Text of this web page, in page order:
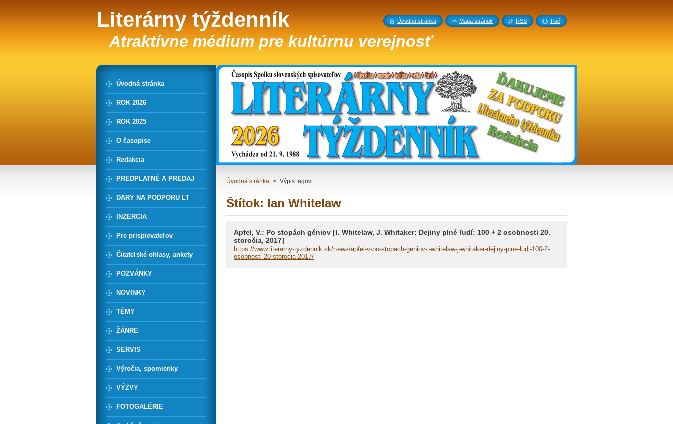
Literárny týždenník
Atraktívne médium pre kultúrnu verejnosť
Úvodná stránka > Výpis tagov
Štítok: Ian Whitelaw
Apfel, V.: Po stopách géniov [I. Whitelaw, J. Whitaker: Dejiny plné ľudí: 100 + 2 osobnosti 20.
storočia, 2017]
https://www.literarny-tyzdennik.sk/news/apfel-v-po-stopach-geniov-i-whitelaw-j-whitaker-dejiny-plne-ludi-100-2-
osobnosti-20-storocia-2017/
Úvodná stránka
ROK 2026
ROK 2025
O časopise
Redakcia
PREDPLATNÉ A PREDAJ
DARY NA PODPORU LT
INZERCIA
Pre prispievateľov
Čitateľské ohlasy, ankety
POZVÁNKY
NOVINKY
TÉMY
ŽÁNRE
SERVIS
Výročia, spomienky
VÝZVY
FOTOGALÉRIE
Úvodná stránka Mapa stránok RSS Tlač